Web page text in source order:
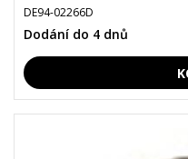
DE94-02266D
Dodání do 4 dnů